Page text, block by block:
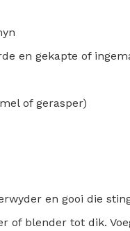
en gekapte of
of gerasper)
en gooi die
of blender tot dik.